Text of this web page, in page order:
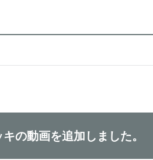
の動画を追加しました。